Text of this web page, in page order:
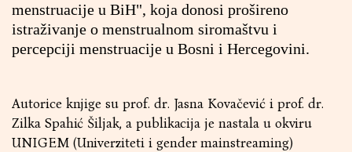
menstruacije u BiH", koja donosi prošireno
istraživanje o menstrualnom siromaštvu i
percepciji menstruacije u Bosni i Hercegovini.
Autorice knjige su prof. dr. Jasna Kovačević i prof. dr.
Zilka Spahić Šiljak, a publikacija je nastala u okviru
UNIGEM (Univerziteti i gender mainstreaming)